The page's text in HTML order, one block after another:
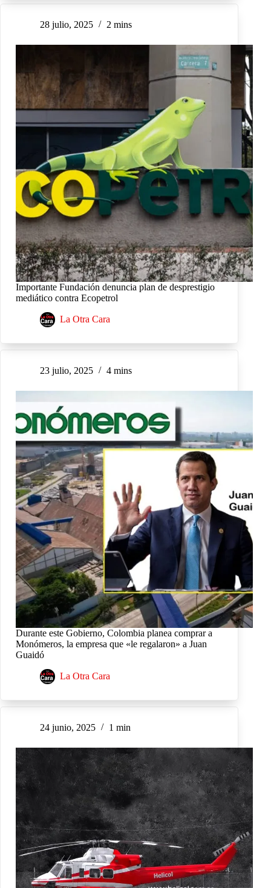
28 julio, 2025 2 mins
Importante Fundación denuncia plan de desprestigio
mediático contra Ecopetrol
La Otra Cara
23 julio, 2025 4 mins
Durante este Gobierno, Colombia planea comprar a
Monómeros, la empresa que «le regalaron» a Juan
Guaidó
La Otra Cara
24 junio, 2025 1 min